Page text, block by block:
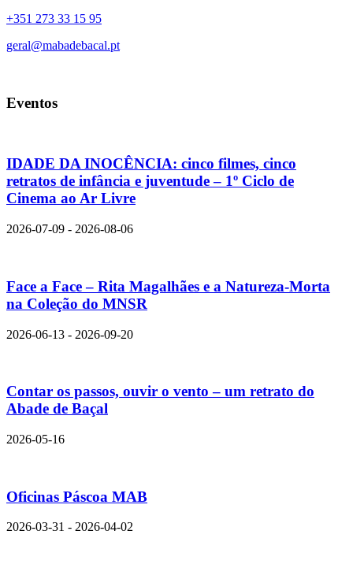
+351 273 33 15 95
geral@mabadebacal.pt
Eventos
IDADE DA INOCÊNCIA: cinco filmes, cinco
retratos de infância e juventude – 1º Ciclo de
Cinema ao Ar Livre
2026-07-09 - 2026-08-06
Face a Face – Rita Magalhães e a Natureza-Morta
na Coleção do MNSR
2026-06-13 - 2026-09-20
Contar os passos, ouvir o vento – um retrato do
Abade de Baçal
2026-05-16
Oficinas Páscoa MAB
2026-03-31 - 2026-04-02